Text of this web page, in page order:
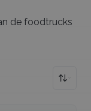
de foodtrucks